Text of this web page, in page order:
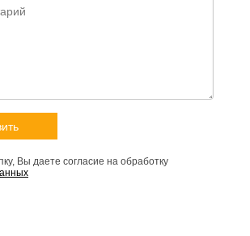
Вы даете согласие на обработку